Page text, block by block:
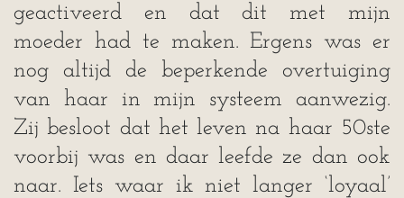
geactiveerd en dat dit met mijn
moeder had te maken. Ergens was er
nog altijd de beperkende overtuiging
van haar in mijn systeem aanwezig.
Zij besloot dat het leven na haar 50ste
voorbij was en daar leefde ze dan ook
naar. Iets waar ik niet langer ‘loyaal’